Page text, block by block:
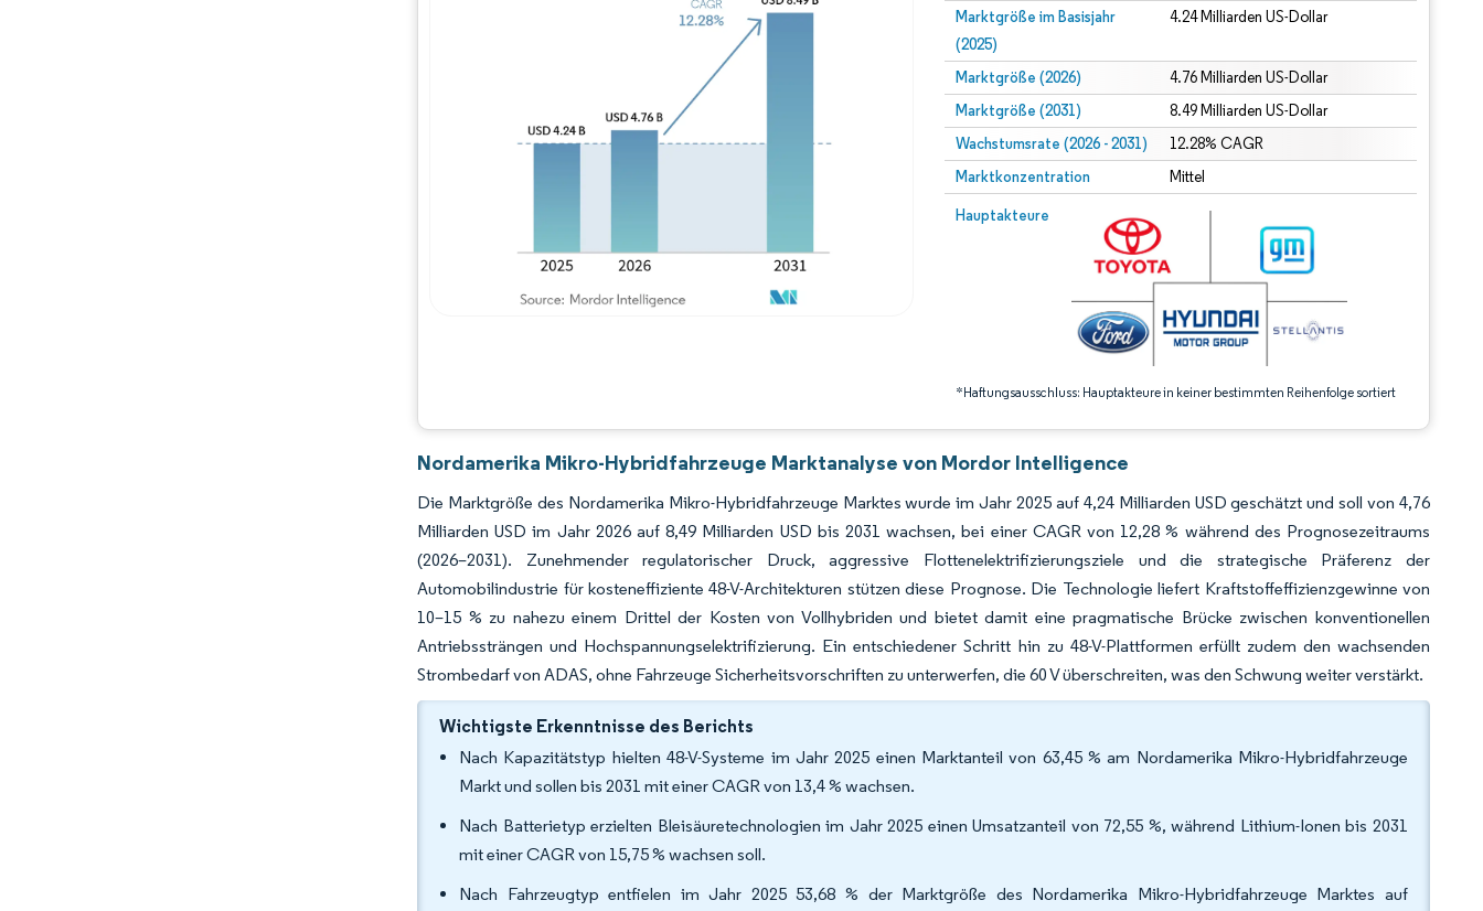
Marktgröße im Basisjahr
(2025)
4.24 Milliarden US-Dollar
Marktgröße (2026) 4.76 Milliarden US-Dollar
Marktgröße (2031) 8.49 Milliarden US-Dollar
Wachstumsrate (2026 - 2031) 12.28% CAGR
Marktkonzentration Mittel
Hauptakteure
*Haftungsausschluss: Hauptakteure in keiner bestimmten Reihenfolge sortiert
Bild © Mordor Intelligence. Wiederverwendung erfordert Namensnennung gemäß CC BY 4.0.
Bild © Mordor Intelligence. Wiederverwendung erfordert Namensnennung gemäß CC BY 4.0.
Nordamerika Mikro-Hybridfahrzeuge Marktanalyse von Mordor Intelligence
Die Marktgröße des Nordamerika Mikro-Hybridfahrzeuge Marktes wurde im Jahr 2025 auf 4,24 Milliarden USD geschätzt und soll von 4,76
Milliarden USD im Jahr 2026 auf 8,49 Milliarden USD bis 2031 wachsen, bei einer CAGR von 12,28 % während des Prognosezeitraums
(2026–2031). Zunehmender regulatorischer Druck, aggressive Flottenelektrifizierungsziele und die strategische Präferenz der
Automobilindustrie für kosteneffiziente 48-V-Architekturen stützen diese Prognose. Die Technologie liefert Kraftstoffeffizienzgewinne von
10–15 % zu nahezu einem Drittel der Kosten von Vollhybriden und bietet damit eine pragmatische Brücke zwischen konventionellen
Antriebssträngen und Hochspannungselektrifizierung. Ein entschiedener Schritt hin zu 48-V-Plattformen erfüllt zudem den wachsenden
Strombedarf von ADAS, ohne Fahrzeuge Sicherheitsvorschriften zu unterwerfen, die 60 V überschreiten, was den Schwung weiter verstärkt.
Wichtigste Erkenntnisse des Berichts
Nach Kapazitätstyp hielten 48-V-Systeme im Jahr 2025 einen Marktanteil von 63,45 % am Nordamerika Mikro-Hybridfahrzeuge
Markt und sollen bis 2031 mit einer CAGR von 13,4 % wachsen.
Nach Batterietyp erzielten Bleisäuretechnologien im Jahr 2025 einen Umsatzanteil von 72,55 %, während Lithium-Ionen bis 2031
mit einer CAGR von 15,75 % wachsen soll.
Nach Fahrzeugtyp entfielen im Jahr 2025 53,68 % der Marktgröße des Nordamerika Mikro-Hybridfahrzeuge Marktes auf